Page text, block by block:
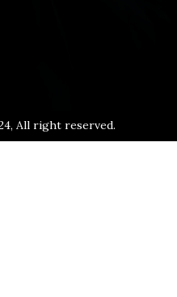
All right reserved.